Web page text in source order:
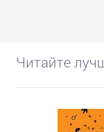
Читайте